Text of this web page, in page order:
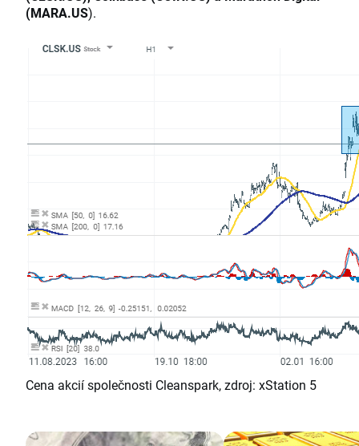
(MARA.US).
Cena akcií společnosti Cleanspark, zdroj: xStation 5